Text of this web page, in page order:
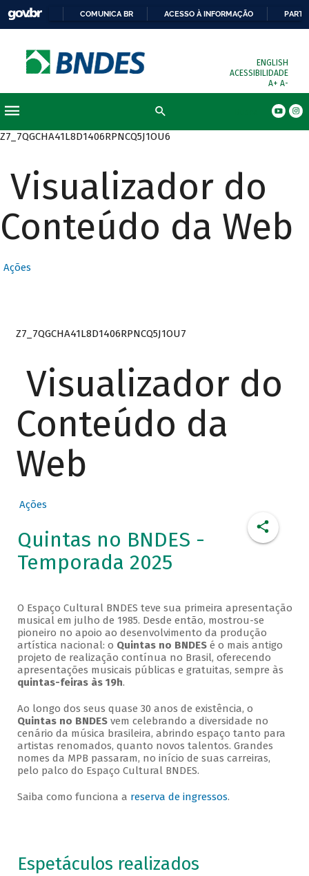
COMUNICA BR ACESSO À INFORMAÇÃO
ENGLISH
ACESSIBILIDADE
A+ A-
Z7_7QGCHA41L8D1406RPNCQ5J1OU6
Visualizador do
Conteúdo da Web
Ações
Z7_7QGCHA41L8D1406RPNCQ5J1OU7
Visualizador do
Conteúdo da
Web
Ações
Quintas no BNDES -
Temporada 2025
O Espaço Cultural BNDES teve sua primeira apresentação
musical em julho de 1985. Desde então, mostrou-se
pioneiro no apoio ao desenvolvimento da produção
artística nacional: o Quintas no BNDESé o mais antigo
projeto de realização contínua no Brasil, oferecendo
apresentações musicais públicas e gratuitas, sempre às
quintas-feiras às 19h.
Ao longo dos seus quase 30 anos de existência, o
Quintas no BNDESvem celebrando a diversidade no
cenário da música brasileira, abrindo espaço tanto para
artistas renomados, quanto novos talentos. Grandes
nomes da MPB passaram, no início de suas carreiras,
pelo palco do Espaço Cultural BNDES.
Saiba como funciona a reserva de ingressos.
Espetáculos realizados